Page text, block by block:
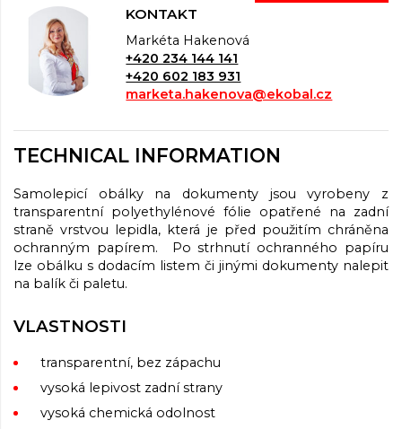
KONTAKT
Markéta Hakenová
+420 234 144 141
+420 602 183 931
marketa.hakenova@ekobal.cz
TECHNICAL INFORMATION
Samolepicí obálky na dokumenty jsou vyrobeny z
transparentní polyethylénové fólie opatřené na zadní
straně vrstvou lepidla, která je před použitím chráněna
ochranným papírem. Po strhnutí ochranného papíru
lze obálku s dodacím listem či jinými dokumenty nalepit
na balík či paletu.
VLASTNOSTI
transparentní, bez zápachu
vysoká lepivost zadní strany
vysoká chemická odolnost